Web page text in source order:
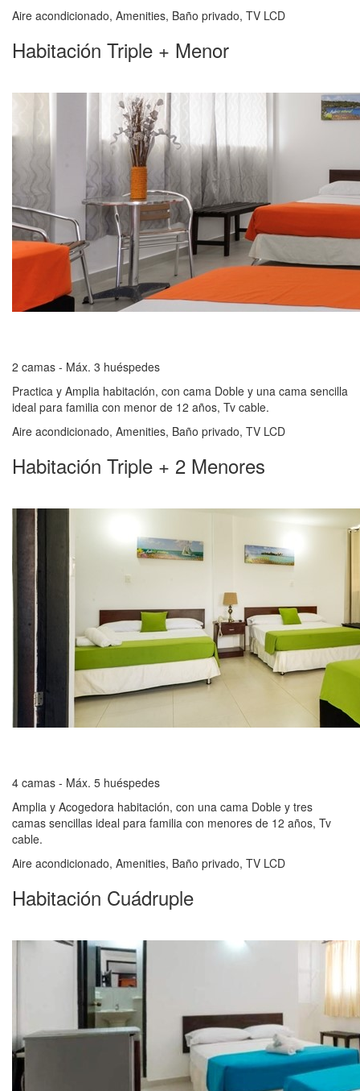
Aire acondicionado, Amenities, Baño privado, TV LCD
Habitación Triple + Menor
2 camas - Máx. 3 huéspedes
Practica y Amplia habitación, con cama Doble y una cama sencilla
ideal para familia con menor de 12 años, Tv cable.
Aire acondicionado, Amenities, Baño privado, TV LCD
Habitación Triple + 2 Menores
4 camas - Máx. 5 huéspedes
Amplia y Acogedora habitación, con una cama Doble y tres
camas sencillas ideal para familia con menores de 12 años, Tv
cable.
Aire acondicionado, Amenities, Baño privado, TV LCD
Habitación Cuádruple